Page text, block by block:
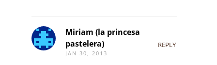
Miriam (la princesa
pastelera)
JAN 30, 2013
REPLY